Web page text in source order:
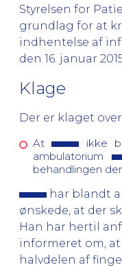
Styrelsen for
grundlag for at
indhentelse af
den 16. januar
Klage
Der er klaget
At
ikke
ambulatorium
behandlingen
har blandt
ønskede, at der
Han har hertil
informeret om,
halvdelen af